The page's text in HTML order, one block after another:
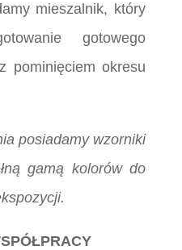
mieszalnik, który
gotowego
pominięciem okresu
posiadamy wzorniki
gamą kolorów do